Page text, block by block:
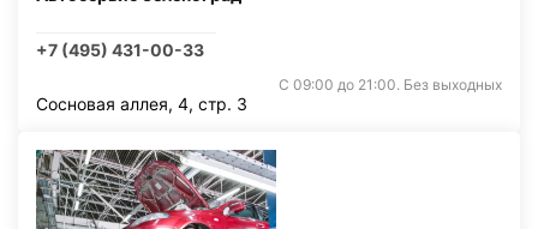
+7 (495) 431-00-33
С 09:00 до 21:00. Без выходных
Сосновая аллея, 4, стр. 3